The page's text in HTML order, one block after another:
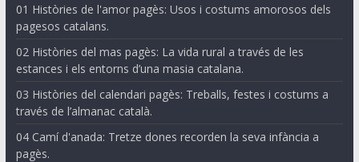
01 Històries de l'amor pagès: Usos i costums amorosos dels
pagesos catalans.
02 Històries del mas pagès: La vida rural a través de les
estances i els entorns d’una masia catalana.
03 Històries del calendari pagès: Treballs, festes i costums a
través de l’almanac català.
04 Camí d'anada: Tretze dones recorden la seva infància a
pagès.